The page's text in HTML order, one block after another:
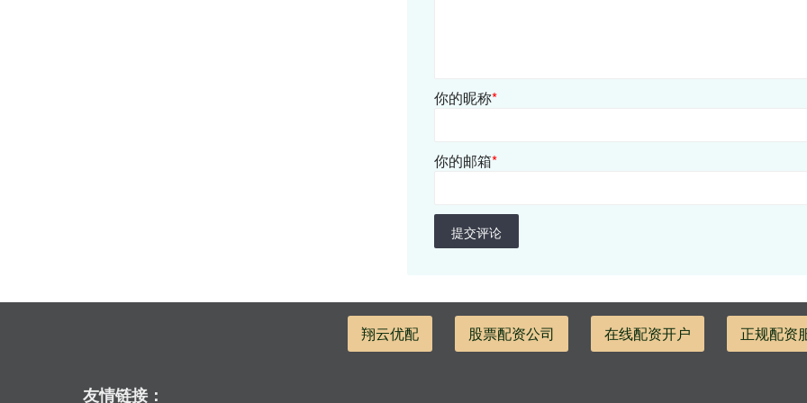
你的昵称*
你的邮箱*
提交评论
翔云优配 股票配资公司 在线配资开户 正规配资
友情链接：